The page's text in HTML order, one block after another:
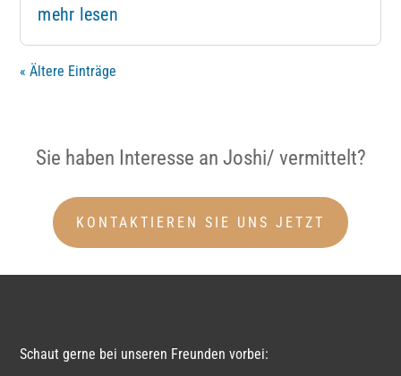
mehr lesen
« Ältere Einträge
Sie haben Interesse an Joshi/ vermittelt?
KONTAKTIEREN SIE UNS JETZT
Schaut gerne bei unseren Freunden vorbei: